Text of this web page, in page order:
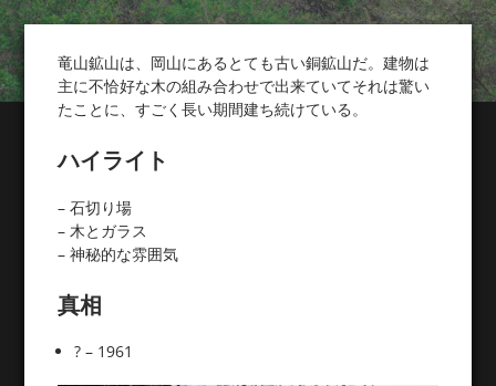
竜山鉱山は、岡山にあるとても古い銅鉱山だ。建物は
主に不恰好な木の組み合わせで出来ていてそれは驚い
たことに、すごく長い期間建ち続けている。
ハイライト
– 石切り場
– 木とガラス
– 神秘的な雰囲気
真相
? – 1961